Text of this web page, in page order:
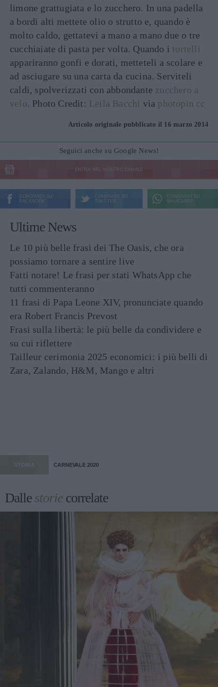
limone grattugiata e lo zucchero. In una padella
a bordi alti mettete olio o strutto e, quando è
molto caldo, gettatevi a mano a mano due o tre
cucchiaiate di pasta per volta. Quando i tortelli
appariranno gonfi e dorati, metteteli a scolare e
ad asciugare su una carta da cucina. Serviteli
caldi, spolverizzati con abbondante zucchero a
velo. Photo Credit: Leila Bacchi via photopin cc
Articolo originale pubblicato il 16 marzo 2014
Seguici anche su Google News!
ENTRA NEL NOSTRO CANALE
CONDIVIDI SU
FACEBOOK
CONDIVIDI SU
TWITTER
CONDIVIDI SU
WHATSAPP
Ultime News
Le 10 più belle frasi dei The Oasis, che ora
possiamo tornare a sentire live
Fatti notare! Le frasi per stati WhatsApp che
tutti commenteranno
11 frasi di Papa Leone XIV, pronunciate quando
era Robert Francis Prevost
Frasi sulla libertà: le più belle da condividere e
su cui riflettere
Tailleur cerimonia 2025 economici: i più belli di
Zara, Zalando, H&M, Mango e altri
STORIA CARNEVALE 2020
Dallestoriecorrelate